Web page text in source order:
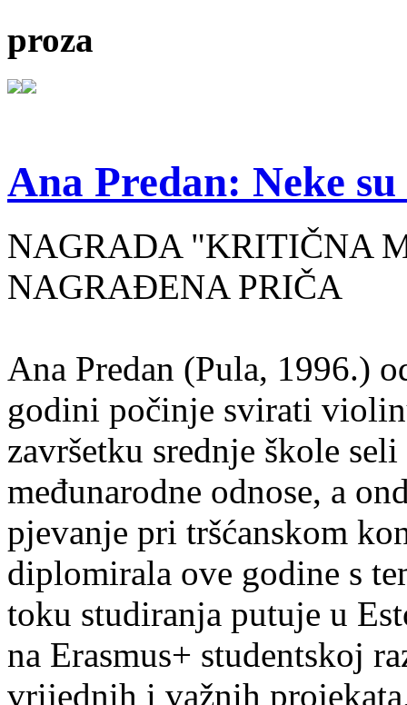
proza
Ana Predan: Neke
NAGRADA "KRITIČNA
NAGRAĐENA PRIČA
Ana Predan (Pula, 1996.)
godini počinje svirati
završetku srednje škole
međunarodne odnose, a
pjevanje pri tršćanskom
diplomirala ove godine s
toku studiranja putuje u
na Erasmus+ studentskoj
vrijednih i važnih